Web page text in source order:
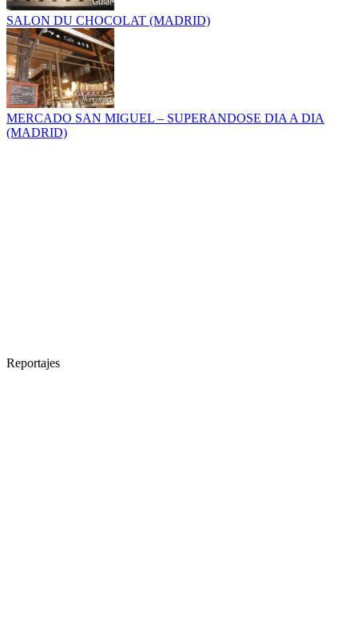
SALON DU CHOCOLAT (MADRID)
MERCADO SAN MIGUEL – SUPERANDOSE DIA A DIA
(MADRID)
Reportajes